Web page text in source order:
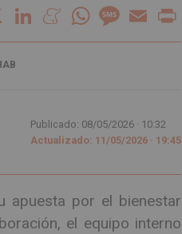
LinkedInMeneameWhatsAppMessage
Email
Publicado: 08/05/2026 · 10:32
Actualizado: 11/05/2026 · 19:45
apuesta por el bienestar
el equipo interno